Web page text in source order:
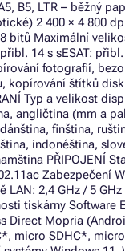
B5, LTR – běžný
2 400 × 4 800
bitů Maximální
14 s sESAT:
fotografií,
kopírování štítků
Typ a velikost
angličtina (mm a
finština,
indonéština,
PŘIPOJENÍ
Zabezpečení
LAN: 2,4 GHz / 5
tiskárny Software
Direct Mopria
micro SDHC*,